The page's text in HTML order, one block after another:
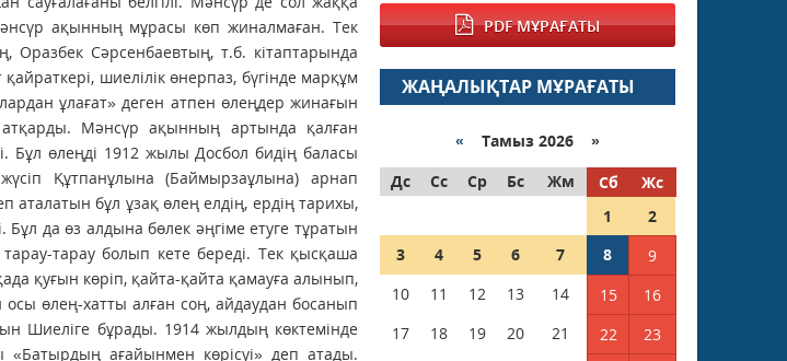
PDF МҰРАҒАТЫ
ЖАҢАЛЫҚТАР МҰРАҒАТЫ
« Тамыз 2026 »
Дс
Сс Ср Бс Жм Сб
Жс
1
2
3
4 5 6 7 8
9
10
11 12 13 14 15
16
17
18 19 20 21 22
23